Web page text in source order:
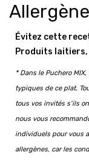
Évitez cette
Produits
* Dans le Puchero
typiques de ce plat.
tous vos invités s’ils
nous vous
individuels pour vous
allergènes, car les